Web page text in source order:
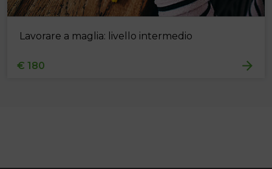
Lavorare a maglia: livello intermedio
€ 180